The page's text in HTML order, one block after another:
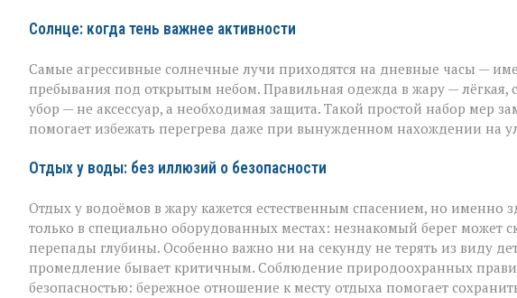
Солнце: когда тень важнее активности
Самые агрессивные солнечные лучи приходятся на дневные часы —
пребывания под открытым небом. Правильная одежда в жару — лёгкая,
убор — не аксессуар, а необходимая защита. Такой простой набор мер
помогает избежать перегрева даже при вынужденном нахождении на
Отдых у воды: без иллюзий о безопасности
Отдых у водоёмов в жару кажется естественным спасением, но именно
только в специально оборудованных местах: незнакомый берег может
перепады глубины. Особенно важно ни на секунду не терять из виду
промедление бывает критичным. Соблюдение природоохранных
безопасностью: бережное отношение к месту отдыха помогает